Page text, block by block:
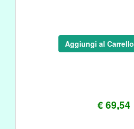
€ 69,54
Aggiungi al Carrello